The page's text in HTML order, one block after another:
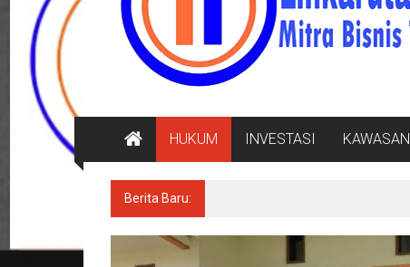
Terpercaya
HUKUM INVESTASI KAWASAN
Berita Baru: